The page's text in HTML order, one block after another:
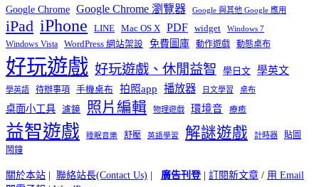
Google Chrome Google Chrome 瀏覽器 Google 與其他 Google 應用
iPad iPhone LINE Mac OS X PDF widget Windows 7
Windows Vista WordPress 網站架設 免費圖庫 動作遊戲 動態桌布
好玩遊戲 好玩遊戲、休閒益智 學日文 學英文
學英語 待辦事項 手機桌布 拍照app 播放器 日文學習 桌布
桌面小工具 濾鏡 照片編輯 物理遊戲 環境音 療癒
益智遊戲 睡眠音樂 舒壓 英語學習 解謎遊戲 計時器
貼圖
鬧鐘
關於本站 聯絡站長(Contact Us) 廣告刊登| 訂閱新文章 / 用 Email